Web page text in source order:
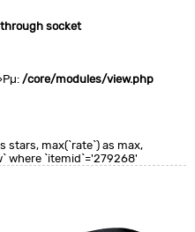
socket
/core/modules/view.php
stars, max(`rate`) as max,
where `itemid`='279268'